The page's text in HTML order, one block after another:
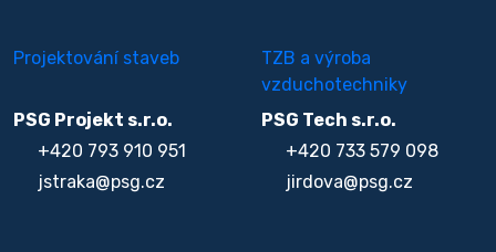
Projektování staveb
PSG Projekt s.r.o.
+420 793 910 951
jstraka@psg.cz
TZB a výroba
vzduchotechniky
PSG Tech s.r.o.
+420 733 579 098
jirdova@psg.cz